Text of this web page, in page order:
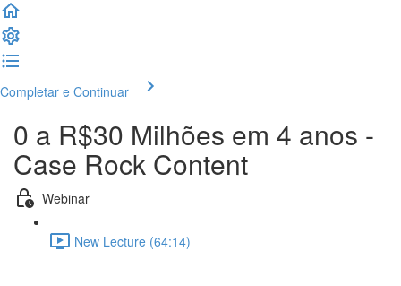
Completar e Continuar
0 a R$30 Milhões em 4 anos -
Case Rock Content
Webinar
New Lecture (64:14)